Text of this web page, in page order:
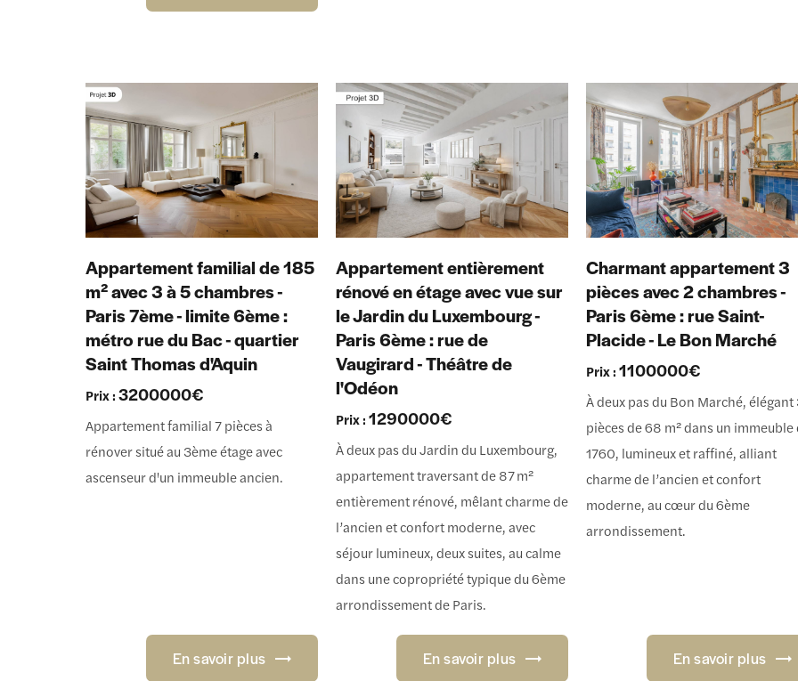
Appartement familial de 185
m² avec 3 à 5 chambres -
Paris 7ème - limite 6ème :
métro rue du Bac - quartier
Saint Thomas d'Aquin
Prix :3200000€
Appartement familial 7 pièces à
rénover situé au 3ème étage avec
ascenseur d'un immeuble ancien.
En savoir plus
Appartement entièrement
rénové en étage avec vue sur
le Jardin du Luxembourg -
Paris 6ème : rue de
Vaugirard - Théâtre de
l'Odéon
Prix :1290000€
À deux pas du Jardin du Luxembourg,
appartement traversant de 87 m²
entièrement rénové, mêlant charme de
l’ancien et confort moderne, avec
séjour lumineux, deux suites, au calme
dans une copropriété typique du 6ème
arrondissement de Paris.
En savoir plus
Charmant appartement 3
pièces avec 2 chambres -
Paris 6ème : rue Saint-
Placide - Le Bon Marché
Prix :1100000€
À deux pas du Bon Marché, élégant
pièces de 68 m² dans un immeuble
1760, lumineux et raffiné, alliant
charme de l’ancien et confort
moderne, au cœur du 6ème
arrondissement.
En savoir plus